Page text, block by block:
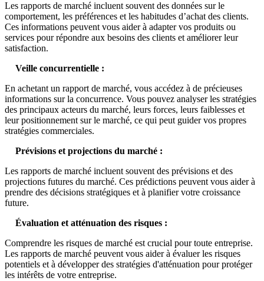
Les rapports de marché incluent souvent des données sur le
comportement, les préférences et les habitudes d’achat des clients.
Ces informations peuvent vous aider à adapter vos produits ou
services pour répondre aux besoins des clients et améliorer leur
satisfaction.
Veille concurrentielle :
En achetant un rapport de marché, vous accédez à de précieuses
informations sur la concurrence. Vous pouvez analyser les stratégies
des principaux acteurs du marché, leurs forces, leurs faiblesses et
leur positionnement sur le marché, ce qui peut guider vos propres
stratégies commerciales.
Prévisions et projections du marché :
Les rapports de marché incluent souvent des prévisions et des
projections futures du marché. Ces prédictions peuvent vous aider à
prendre des décisions stratégiques et à planifier votre croissance
future.
Évaluation et atténuation des risques :
Comprendre les risques de marché est crucial pour toute entreprise.
Les rapports de marché peuvent vous aider à évaluer les risques
potentiels et à développer des stratégies d'atténuation pour protéger
les intérêts de votre entreprise.